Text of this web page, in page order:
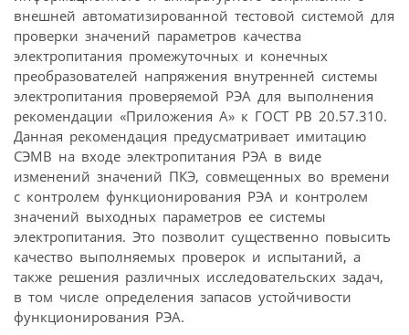
внешней автоматизированной тестовой системой для
проверки значений параметров качества
электропитания промежуточных и конечных
преобразователей напряжения внутренней системы
электропитания проверяемой РЭА для выполнения
рекомендации «Приложения А» к ГОСТ РВ 20.57.310.
Данная рекомендация предусматривает имитацию
СЭМВ на входе электропитания РЭА в виде
изменений значений ПКЭ, совмещенных во времени
с контролем функционирования РЭА и контролем
значений выходных параметров ее системы
электропитания. Это позволит существенно повысить
качество выполняемых проверок и испытаний, а
также решения различных исследовательских задач,
в том числе определения запасов устойчивости
функционирования РЭА.